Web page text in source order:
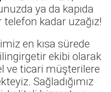
ya da kapıda
telefon kadar uzağız!
en kısa sürede
ekibi olarak
ve ticari müşterilere
Sağladığımız